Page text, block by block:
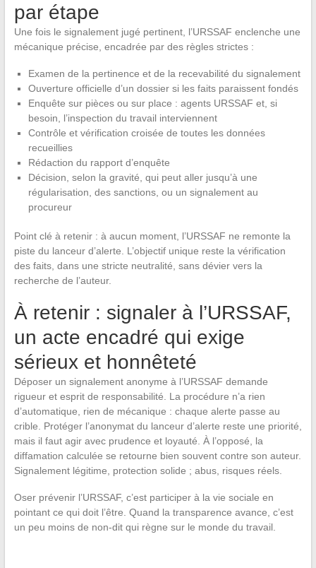
par étape
Une fois le signalement jugé pertinent, l’URSSAF enclenche une
mécanique précise, encadrée par des règles strictes :
Examen de la pertinence et de la recevabilité du signalement
Ouverture officielle d’un dossier si les faits paraissent fondés
Enquête sur pièces ou sur place : agents URSSAF et, si
besoin, l’inspection du travail interviennent
Contrôle et vérification croisée de toutes les données
recueillies
Rédaction du rapport d’enquête
Décision, selon la gravité, qui peut aller jusqu’à une
régularisation, des sanctions, ou un signalement au
procureur
Point clé à retenir : à aucun moment, l’URSSAF ne remonte la
piste du lanceur d’alerte. L’objectif unique reste la vérification
des faits, dans une stricte neutralité, sans dévier vers la
recherche de l’auteur.
À retenir : signaler à l’URSSAF,
un acte encadré qui exige
sérieux et honnêteté
Déposer un signalement anonyme à l’URSSAF demande
rigueur et esprit de responsabilité. La procédure n’a rien
d’automatique, rien de mécanique : chaque alerte passe au
crible. Protéger l’anonymat du lanceur d’alerte reste une priorité,
mais il faut agir avec prudence et loyauté. À l’opposé, la
diffamation calculée se retourne bien souvent contre son auteur.
Signalement légitime, protection solide ; abus, risques réels.
Oser prévenir l’URSSAF, c’est participer à la vie sociale en
pointant ce qui doit l’être. Quand la transparence avance, c’est
un peu moins de non-dit qui règne sur le monde du travail.